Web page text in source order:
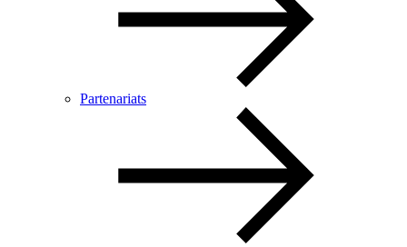
Partenariats